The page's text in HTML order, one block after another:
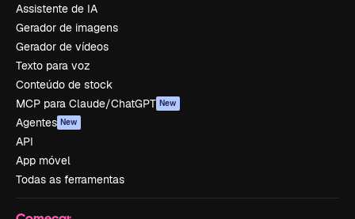
Assistente de IA
Gerador de imagens
Gerador de vídeos
Texto para voz
Conteúdo de stock
MCP para Claude/ChatGPT New
Agentes New
API
App móvel
Todas as ferramentas